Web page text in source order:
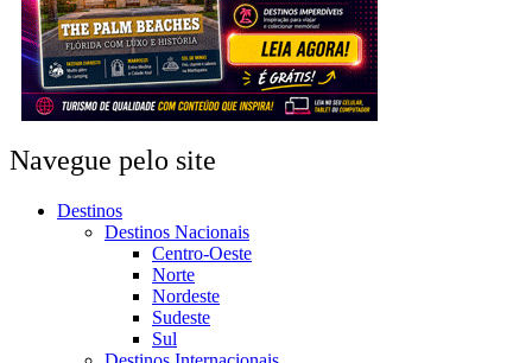
Navegue pelo site
Destinos
Destinos Nacionais
Centro-Oeste
Norte
Nordeste
Sudeste
Sul